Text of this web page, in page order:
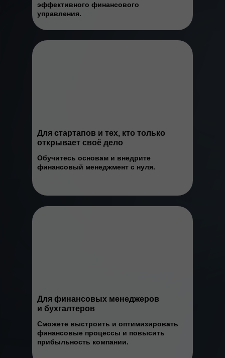
эффективного финансового
управления.
Обучитесь основам и внедрите
финансовый менеджмент с нуля.
Для стартапов и тех, кто только
открывает своё дело
Для финансовых менеджеров
и бухгалтеров
Сможете выстроить и оптимизировать
финансовые процессы и повысить
прибыльность компании.